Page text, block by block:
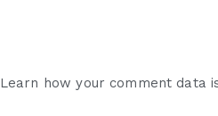
Learn how your comment data